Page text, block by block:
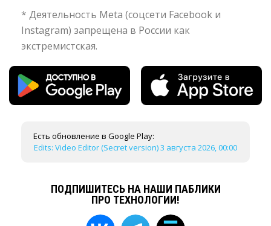
* Деятельность Meta (соцсети Facebook и
Instagram) запрещена в России как
экстремистская.
Есть обновление в Google Play:
Edits: Video Editor (Secret version) 3 августа 2026, 00:00
ПОДПИШИТЕСЬ НА НАШИ ПАБЛИКИ
ПРО ТЕХНОЛОГИИ!